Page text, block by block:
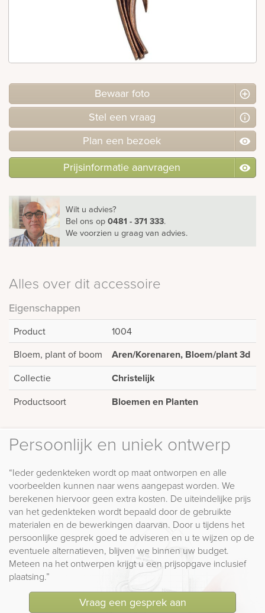
Bewaar foto
Stel een vraag
Plan een bezoek
Prijsinformatie aanvragen
Wilt u advies?
Bel ons op0481 - 371 333.
We voorzien u graag van advies.
Alles over dit accessoire
Eigenschappen
Product
1004
Bloem, plant of boom
Aren/Korenaren, Bloem/plant 3d
Collectie Christelijk
Productsoort Bloemen en Planten
Persoonlijk en uniek ontwerp
“Ieder gedenkteken wordt op maat ontworpen en alle
voorbeelden kunnen naar wens aangepast worden. We
berekenen hiervoor geen extra kosten. De uiteindelijke prijs
van het gedenkteken wordt bepaald door de gebruikte
materialen en de bewerkingen daarvan. Door u tijdens het
persoonlijke gesprek goed te adviseren en u te wijzen op de
eventuele alternatieven, blijven we binnen uw budget.
Meteen na het ontwerpen krijgt u een prijsopgave inclusief
plaatsing.”
Vraag een gesprek aan